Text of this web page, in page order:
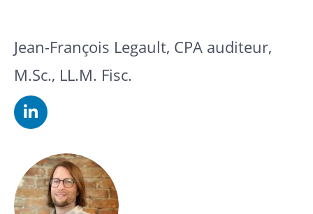
Jean-François Legault, CPA auditeur,
M.Sc., LL.M. Fisc.